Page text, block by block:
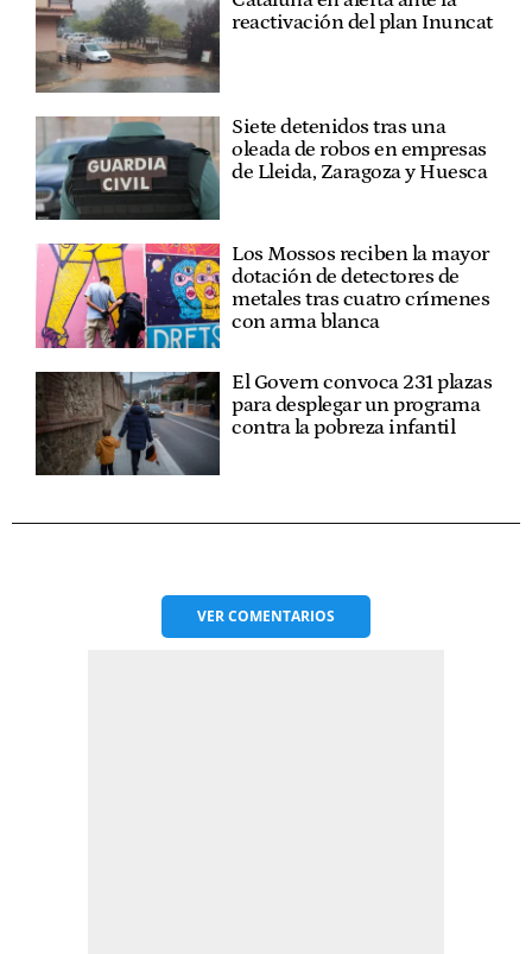
reactivación del plan Inuncat
Siete detenidos tras una
oleada de robos en empresas
de Lleida, Zaragoza y Huesca
Los Mossos reciben la mayor
dotación de detectores de
metales tras cuatro crímenes
con arma blanca
El Govern convoca 231 plazas
para desplegar un programa
contra la pobreza infantil
VERCOMENTARIOS